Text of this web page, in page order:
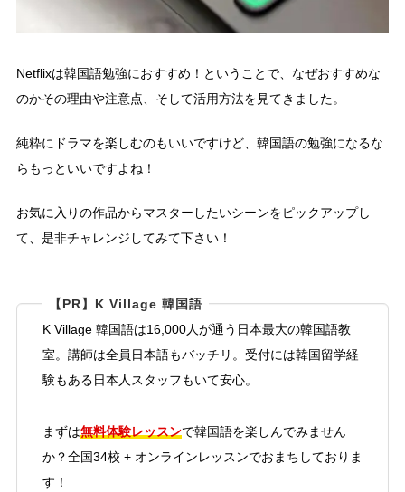
Netflixは韓国語勉強におすすめ！ということで、なぜおすすめな
のかその理由や注意点、そして活用方法を見てきました。
純粋にドラマを楽しむのもいいですけど、韓国語の勉強になるな
らもっといいですよね！
お気に入りの作品からマスターしたいシーンをピックアップし
て、是非チャレンジしてみて下さい！
【PR】K Village 韓国語
K Village 韓国語は16,000人が通う日本最大の韓国語教
室。講師は全員日本語もバッチリ。受付には韓国留学経
験もある日本人スタッフもいて安心。
まずは無料体験レッスンで韓国語を楽しんでみません
か？全国34校 + オンラインレッスンでおまちしておりま
す！